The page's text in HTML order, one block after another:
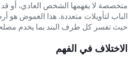
متخصصة لا يفهمها الشخص العادي، أو قد
الباب لتأويلات متعددة. هذا الغموض هو
حيث تفسر كل طرف البند بما يخدم
الاختلاف في الفهم